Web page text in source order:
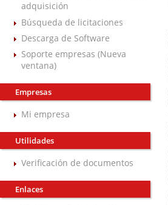
adquisición
Búsqueda de licitaciones
Descarga de Software
Soporte empresas (Nueva
ventana)
Empresas
Mi empresa
Utilidades
Verificación de documentos
Enlaces